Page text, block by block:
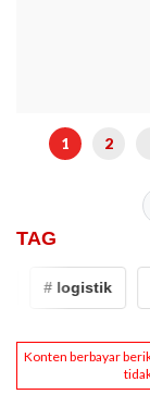
1 2
TAG
# logistik